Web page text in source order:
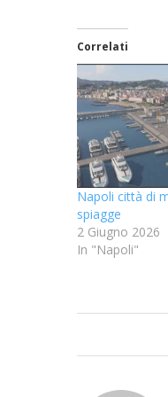
Correlati
Napoli città di
spiagge
2 Giugno 2026
In "Napoli"